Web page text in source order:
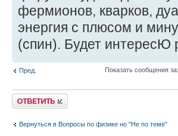
фермионов, кварков,
энергия с плюсом и
(спин). Будет интересЮ
Пред. Показать сообщения за:
Ответить
Вернуться в Вопросы по физике но "Не по теме"